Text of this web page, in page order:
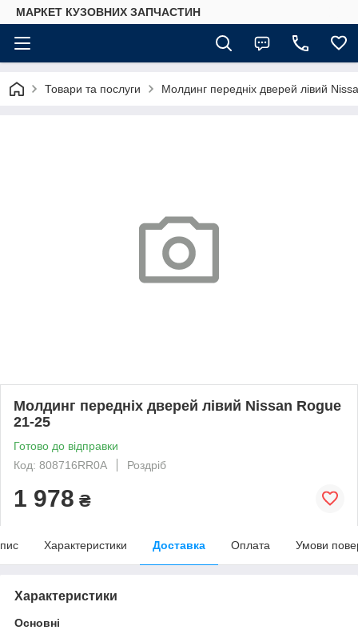
МАРКЕТ КУЗОВНИХ ЗАПЧАСТИН
Товари та послуги Молдинг передніх дверей лівий
Молдинг передніх дверей лівий Nissan Rogue
21-25
Готово до відправки
Код: 808716RR0A
Роздріб
1 978 ₴
Характеристики Доставка Оплата Умови
Характеристики
Основні